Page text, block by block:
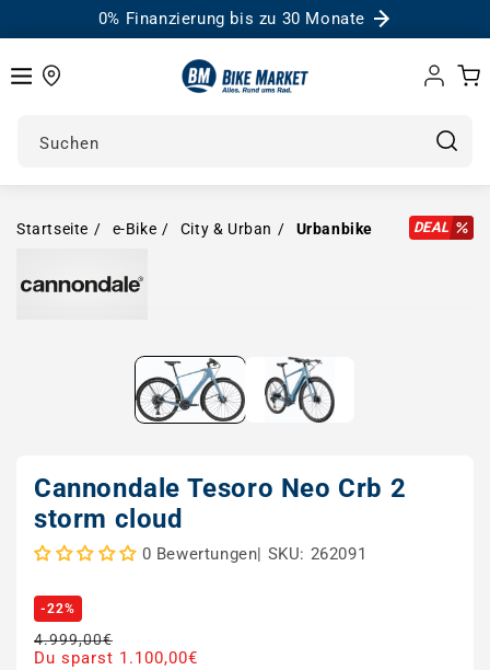
0% Finanzierung bis zu 30 Monate
Suchen
Einloggen
Startseite e-Bike City & Urban Urbanbike DEAL
Cannondale Tesoro Neo Crb 2
storm cloud
0 Bewertungen| SKU: 262091
-22%
Normaler Preis
4.999,00€
Du sparst 1.100,00€
Verkaufspreis